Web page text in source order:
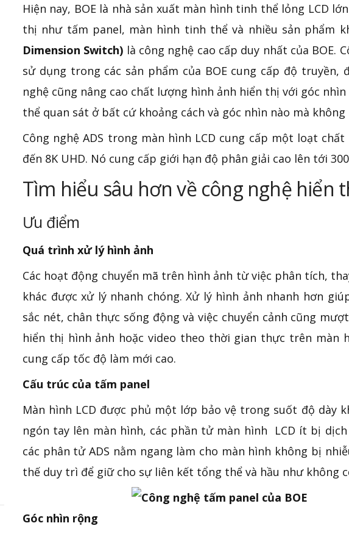
Hiện nay, BOE là nhà sản xuất màn hình tinh thể lỏng LCD
thị như tấm panel, màn hình tinh thể và nhiều sản phẩm
Dimension Switch) là công nghệ cao cấp duy nhất của BOE.
sử dụng trong các sản phẩm của BOE cung cấp độ truyền,
nghệ cũng nâng cao chất lượng hình ảnh hiển thị với góc
thể quan sát ở bất cứ khoảng cách và góc nhìn nào mà
Công nghệ ADS trong màn hình LCD cung cấp một loạt
đến 8K UHD. Nó cung cấp giới hạn độ phân giải cao lên tới
Tìm hiểu sâu hơn về công nghệ hiển
Ưu điểm
Quá trình xử lý hình ảnh
Các hoạt động chuyển mã trên hình ảnh từ việc phân tích,
khác được xử lý nhanh chóng. Xử lý hình ảnh nhanh hơn
sắc nét, chân thực sống động và việc chuyển cảnh cũng
hiển thị hình ảnh hoặc video theo thời gian thực trên màn
cung cấp tốc độ làm mới cao.
Cấu trúc của tấm panel
Màn hình LCD được phủ một lớp bảo vệ trong suốt độ dày
ngón tay lên màn hình, các phần tử màn hình LCD ít bị
các phân tử ADS nằm ngang làm cho màn hình không bị
thế duy trì để giữ cho sự liên kết tổng thể và hầu như không
Góc nhìn rộng